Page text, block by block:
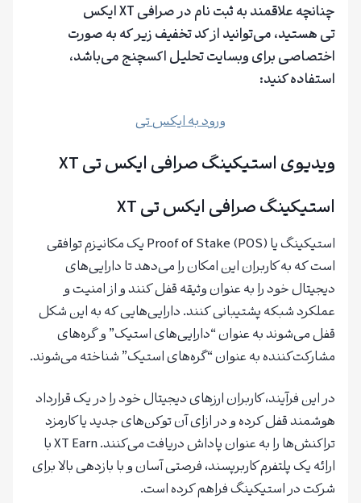
چنانچه علاقمند به ثبت نام در صرافی XT ایکس
تی هستید، می‌توانید از کد تخفیف زیر که به صورت
اختصاصی برای وبسایت تحلیل اکسچنج می‌باشد،
استفاده کنید:
ورود به ایکس تی
ویدیوی استیکینگ صرافی ایکس تی XT
استیکینگ صرافی ایکس تی XT
استیکینگ یا Proof of Stake (POS) یک مکانیزم توافقی
است که به کاربران این امکان را می‌دهد تا دارایی‌های
دیجیتال خود را به عنوان وثیقه قفل کنند و از امنیت و
عملکرد شبکه پشتیبانی کنند. دارایی‌هایی که به این شکل
قفل می‌شوند به عنوان “دارایی‌های استیک” و گره‌های
مشارکت‌کننده به عنوان “گره‌های استیک” شناخته می‌شوند.
در این فرآیند، کاربران ارزهای دیجیتال خود را در یک قرارداد
هوشمند قفل کرده و در ازای آن توکن‌های جدید یا کارمزد
تراکنش‌ها را به عنوان پاداش دریافت می‌کنند. XT Earn با
ارائه یک پلتفرم کاربرپسند، فرصتی آسان و با بازدهی بالا برای
شرکت در استیکینگ فراهم کرده است.